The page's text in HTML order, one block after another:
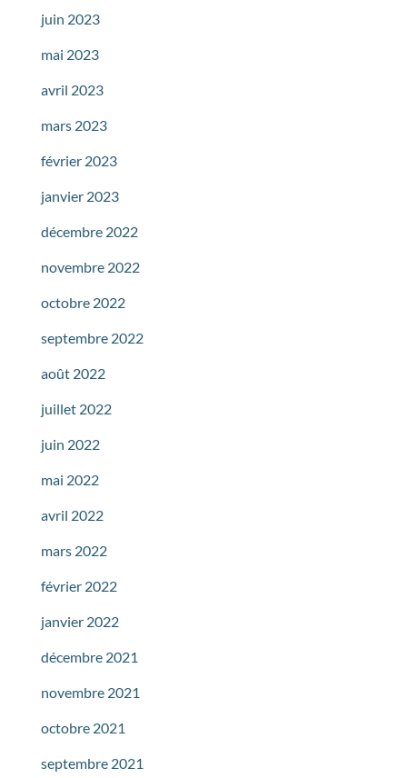
juin 2023
mai 2023
avril 2023
mars 2023
février 2023
janvier 2023
décembre 2022
novembre 2022
octobre 2022
septembre 2022
août 2022
juillet 2022
juin 2022
mai 2022
avril 2022
mars 2022
février 2022
janvier 2022
décembre 2021
novembre 2021
octobre 2021
septembre 2021